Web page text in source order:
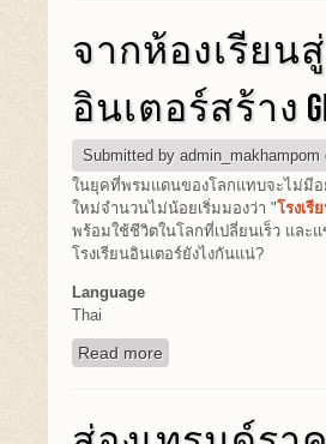
จากห้องเรียน
อินเตอร์สร้าง
Submitted by admin_makhampom
ในยุคที่พรมแดนของโลกแทบจะไม่มีอ
ใหม่จำนวนไม่น้อยเริ่มมองว่า "โรงเรี
พร้อมใช้ชีวิตในโลกที่เปลี่ยนเร็ว และ
โรงเรียนอินเตอร์ยังไงกันแน่?
Language
Thai
Read more